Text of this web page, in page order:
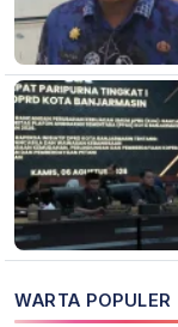
WARTA POPULER